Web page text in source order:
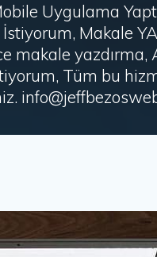
Uygulama
Makale
makale
Tüm bu